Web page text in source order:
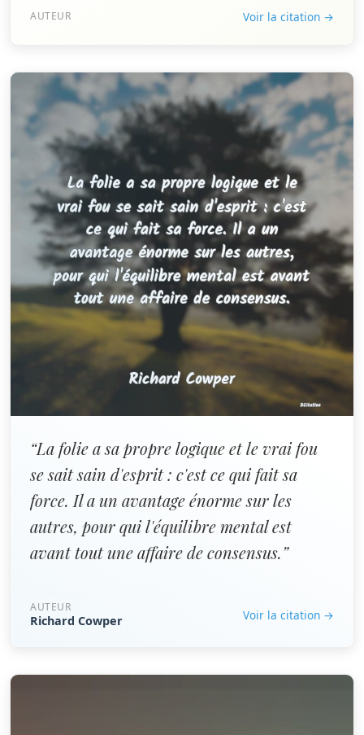
AUTEUR Voir la citation →
“La folie a sa propre logique et le vrai fou
se sait sain d'esprit : c'est ce qui fait sa
force. Il a un avantage énorme sur les
autres, pour qui l'équilibre mental est
avant tout une affaire de consensus.”
AUTEUR
Richard Cowper Voir la citation →